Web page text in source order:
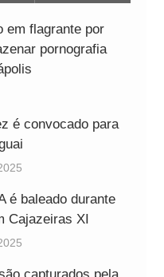
em flagrante por
pornografia
é convocado para
é baleado durante
Cajazeiras XI